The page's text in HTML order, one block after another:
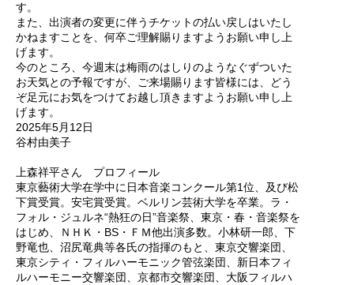
す。
また、出演者の変更に伴うチケットの払い戻しはいたし
かねますことを、何卒ご理解賜りますようお願い申し上
げます。
今のところ、今週末は梅雨のはしりのようなぐずついた
お天気との予報ですが、ご来場賜ります皆様には、どう
ぞ足元にお気をつけてお越し頂きますようお願い申し上
げます。
2025年5月12日
谷村由美子
上森祥平さん プロフィール
東京藝術大学在学中に日本音楽コンクール第1位、及び松
下賞受賞。安宅賞受賞。ベルリン芸術大学を卒業。ラ・
フォル・ジュルネ“熱狂の日”音楽祭、東京・春・音楽祭を
はじめ、ＮＨＫ・BS・ＦＭ他出演多数。小林研一郎、下
野竜也、沼尻竜典等各氏の指揮のもと、東京交響楽団、
東京シティ・フィルハーモニック管弦楽団、新日本フィ
ルハーモニー交響楽団、京都市交響楽団、大阪フィルハ